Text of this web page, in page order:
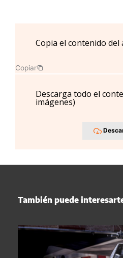
Copia el contenido del
Copiar
Descarga todo el
imágenes)
También puede